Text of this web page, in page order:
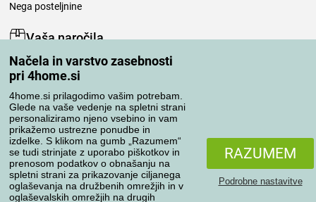
Načela in varstvo zasebnosti
pri 4home.si
4home.si prilagodimo vašim potrebam.
Glede na vaše vedenje na spletni strani
personaliziramo njeno vsebino in vam
prikažemo ustrezne ponudbe in
izdelke. S klikom na gumb „Razumem“
se tudi strinjate z uporabo piškotkov in
prenosom podatkov o obnašanju na
spletni strani za prikazovanje ciljanega
oglaševanja na družbenih omrežjih in v
oglaševalskih omrežjih na drugih
RAZUMEM
Podrobne nastavitve
Nega posteljnine
Vaša naročila
Moj račun
Pregled naročil
Reklamacija
Odstop od kupoprodajne pogodbe
Pravila obdelave ocen
Načini prevoza